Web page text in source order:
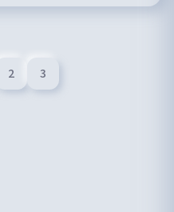
2 3